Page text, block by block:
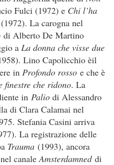
Fulci (1972) e Chi l’ha
La carogna nel
di Alberto De Martino
a La donna che visse due
Lino Capolicchio èil
in Profondo rosso e che è
finestre che ridono. La
in Palio di Alessandro
di Clara Calamai nel
Stefania Casini arriva
La registrazione delle
Trauma (1993), ancora
canaleAmsterdamned di